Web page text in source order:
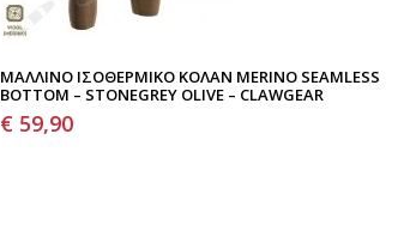
ΜΆΛΛΙΝΟ ΙΣΟΘΕΡΜΙΚΌ ΚΟΛΆΝ MERINO SEAMLESS
BOTTOM – STONEGREY OLIVE – CLAWGEAR
€ 59,90